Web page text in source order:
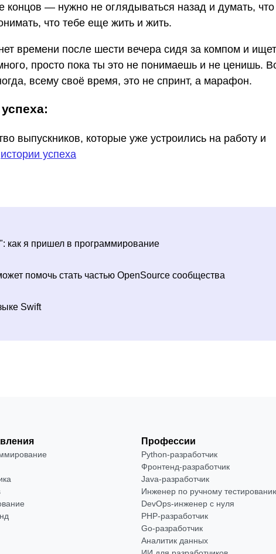
концов — нужно не оглядываться назад и думать,
что тебе еще жить и жить.
времени после шести вечера сидя за компом и
просто пока ты это не понимаешь и не ценишь.
всему своё время, это не спринт, а марафон.
выпускников, которые уже устроились на работу и
истории успеха
как я пришел в программирование
помочь стать частью OpenSource сообщества
Swift
Профессии
Python-разработчик
Фронтенд-разработчик
Java-разработчик
Инженер по ручному
DevOps-инженер с нуля
РНР-разработчик
Go-разработчик
Аналитик данных